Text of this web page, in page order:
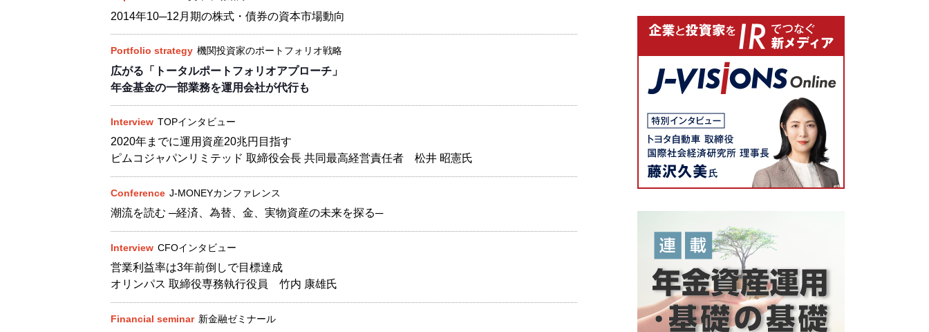
2014年10─12月期の株式・債券の資本市場動向
Portfolio strategy 機関投資家のポートフォリオ戦略
広がる「トータルポートフォリオアプローチ」
年金基金の一部業務を運用会社が代行も
Interview TOPインタビュー
2020年までに運用資産20兆円目指す
ピムコジャパンリミテッド 取締役会長 共同最高経営責任者 松井 昭憲氏
Conference J-MONEYカンファレンス
潮流を読む ─経済、為替、金、実物資産の未来を探る─
Interview CFOインタビュー
営業利益率は3年前倒しで目標達成
オリンパス 取締役専務執行役員 竹内 康雄氏
Financial seminar 新金融ゼミナール